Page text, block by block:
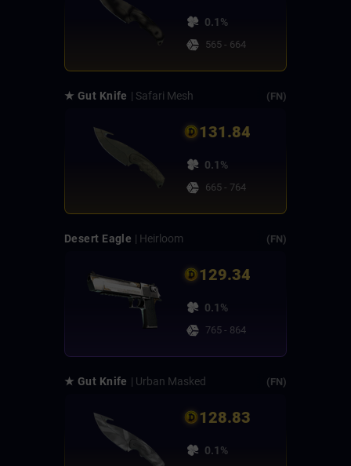
0.1%
565 - 664
★ Gut Knife | Safari Mesh (FN)
131.84
0.1%
665 - 764
Desert Eagle | Heirloom (FN)
129.34
0.1%
765 - 864
★ Gut Knife | Urban Masked (FN)
128.83
0.1%